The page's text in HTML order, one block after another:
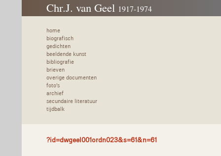
Chr.J. van Geel 1917-1974
home
biografisch
gedichten
beeldende kunst
bibliografie
brieven
overige documenten
foto's
archief
secundaire literatuur
tijdbalk
?id=dwgeel001ordn023&s=61&n=61